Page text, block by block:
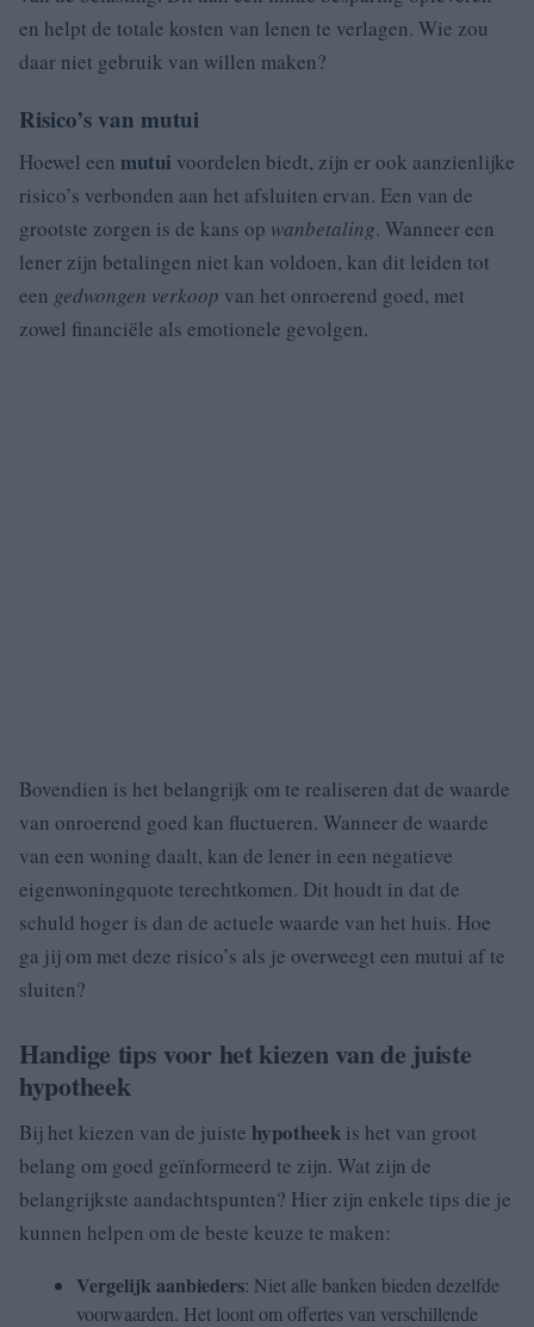
en helpt de totale kosten van lenen te verlagen. Wie zou
daar niet gebruik van willen maken?
Risico’s van mutui
Hoewel een mutui voordelen biedt, zijn er ook aanzienlijke
risico’s verbonden aan het afsluiten ervan. Een van de
grootste zorgen is de kans op wanbetaling. Wanneer een
lener zijn betalingen niet kan voldoen, kan dit leiden tot
een gedwongen verkoop van het onroerend goed, met
zowel financiële als emotionele gevolgen.
Bovendien is het belangrijk om te realiseren dat de waarde
van onroerend goed kan fluctueren. Wanneer de waarde
van een woning daalt, kan de lener in een negatieve
eigenwoningquote terechtkomen. Dit houdt in dat de
schuld hoger is dan de actuele waarde van het huis. Hoe
ga jij om met deze risico’s als je overweegt een mutui af te
sluiten?
Handige tips voor het kiezen van de juiste
hypotheek
Bij het kiezen van de juiste hypotheek is het van groot
belang om goed geïnformeerd te zijn. Wat zijn de
belangrijkste aandachtspunten? Hier zijn enkele tips die je
kunnen helpen om de beste keuze te maken:
Vergelijk aanbieders: Niet alle banken bieden dezelfde
voorwaarden. Het loont om offertes van verschillende